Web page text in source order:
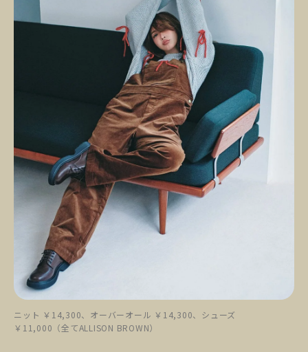
ニット ￥14,300、オーバーオール ￥14,300、シューズ
￥11,000（全てALLISON BROWN）